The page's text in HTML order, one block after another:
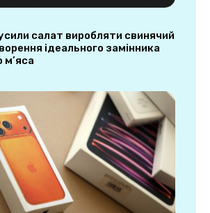
салат виробляти свинячий
ідеального замінника
м’яса